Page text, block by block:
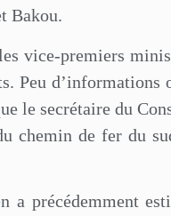
Bakou.
vice-premiers
Peu d’informations
le secrétaire du
chemin de fer du
a précédemment